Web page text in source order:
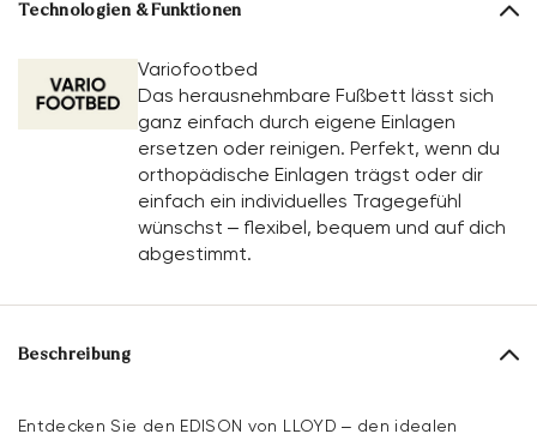
Technologien & Funktionen
Variofootbed
Das herausnehmbare Fußbett lässt sich
ganz einfach durch eigene Einlagen
ersetzen oder reinigen. Perfekt, wenn du
orthopädische Einlagen trägst oder dir
einfach ein individuelles Tragegefühl
wünschst – flexibel, bequem und auf dich
abgestimmt.
Beschreibung
Entdecken Sie den EDISON von LLOYD – den idealen